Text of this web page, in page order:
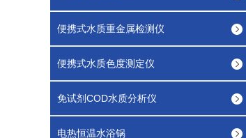
便携式水质重金属检测仪
便携式水质色度测定仪
免试剂COD水质分析仪
电热恒温水浴锅